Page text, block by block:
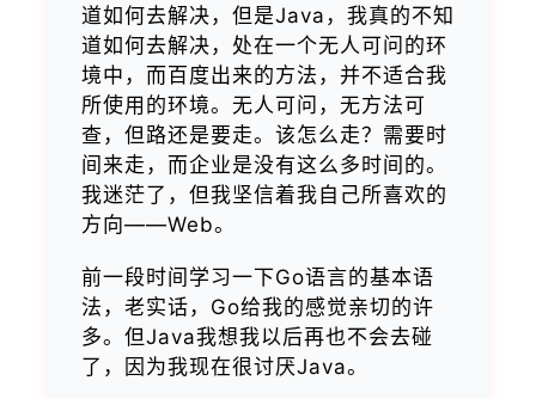
道如何去解决，但是Java，我真的不知
道如何去解决，处在一个无人可问的环
境中，而百度出来的方法，并不适合我
所使用的环境。无人可问，无方法可
查，但路还是要走。该怎么走？需要时
间来走，而企业是没有这么多时间的。
我迷茫了，但我坚信着我自己所喜欢的
方向——Web。
前一段时间学习一下Go语言的基本语
法，老实话，Go给我的感觉亲切的许
多。但Java我想我以后再也不会去碰
了，因为我现在很讨厌Java。